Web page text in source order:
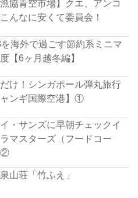
漁協青空市場】クエ、アンコ
んなに安くて委員会！
海外で過ごす節約系ミニマ
【6ヶ月越冬編】
け！シンガポール弾丸旅行
ンギ国際空港】①
・サンズに早朝チェックイ
マスターズ（フードコー
②
山荘「竹ふえ」